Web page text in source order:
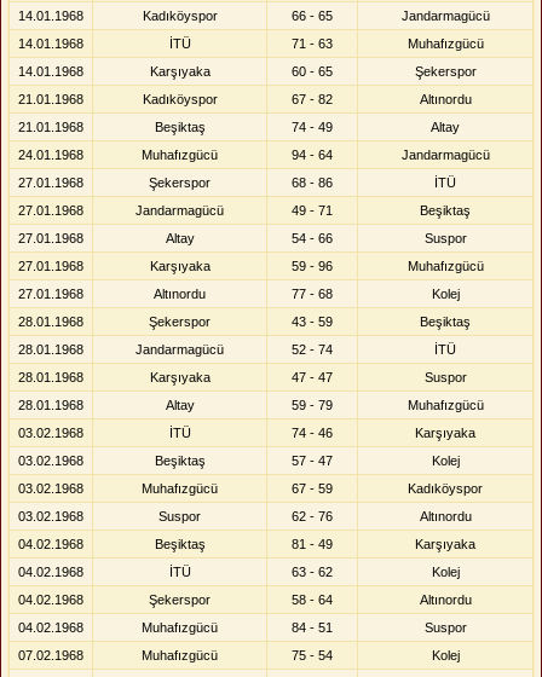
14.01.1968
Kadıköyspor 66 - 65
Jandarmagücü
14.01.1968
İTÜ 71 - 63
Muhafızgücü
14.01.1968
Karşıyaka 60 - 65
Şekerspor
21.01.1968
Kadıköyspor 67 - 82
Altınordu
21.01.1968
Beşiktaş 74 - 49
Altay
24.01.1968
Muhafızgücü 94 - 64
Jandarmagücü
27.01.1968
Şekerspor 68 - 86
İTÜ
27.01.1968
Jandarmagücü 49 - 71
Beşiktaş
27.01.1968
Altay 54 - 66
Suspor
27.01.1968
Karşıyaka 59 - 96
Muhafızgücü
27.01.1968
Altınordu 77 - 68
Kolej
28.01.1968
Şekerspor 43 - 59
Beşiktaş
28.01.1968
Jandarmagücü 52 - 74
İTÜ
28.01.1968
Karşıyaka 47 - 47
Suspor
28.01.1968
Altay 59 - 79
Muhafızgücü
03.02.1968
İTÜ 74 - 46
Karşıyaka
03.02.1968
Beşiktaş 57 - 47
Kolej
03.02.1968
Muhafızgücü 67 - 59
Kadıköyspor
03.02.1968
Suspor 62 - 76
Altınordu
04.02.1968
Beşiktaş 81 - 49
Karşıyaka
04.02.1968
İTÜ 63 - 62
Kolej
04.02.1968
Şekerspor 58 - 64
Altınordu
04.02.1968
Muhafızgücü 84 - 51
Suspor
07.02.1968
Muhafızgücü 75 - 54
Kolej